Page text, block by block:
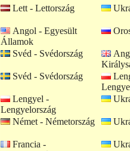
Lett - Lettország
Angol - Egyesült
Államok
Svéd - Svédország
Svéd - Svédország
Lengyel -
Lengyelország
Német - Németország
Francia -